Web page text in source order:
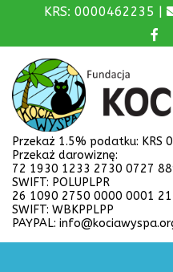
KRS: 0000462235 |
Przekaż 1.5% podatku: KRS
Przekaż darowiznę:
72 1930 1233 2730 0727
SWIFT: POLUPLPR
26 1090 2750 0000 0001
SWIFT: WBKPPLPP
PAYPAL: